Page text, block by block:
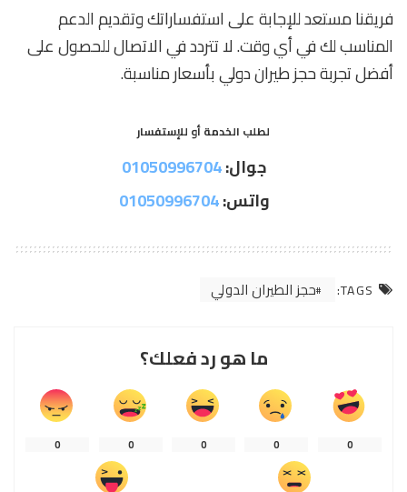
فريقنا مستعد للإجابة على استفساراتك وتقديم الدعم
المناسب لك في أي وقت. لا تتردد في الاتصال للحصول على
أفضل تجربة حجز طيران دولي بأسعار مناسبة.
لطلب الخدمة أو للإستفسار
جوال:01050996704
واتس:01050996704
TAGS: حجز الطيران الدولي
ما هو رد فعلك؟
0
0
0
0
0